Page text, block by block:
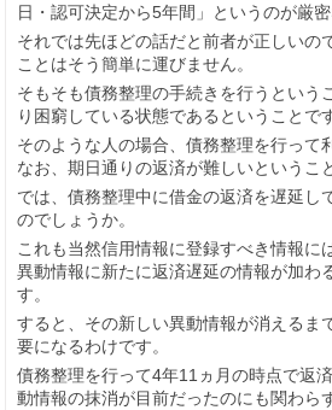
日・認可決定から5年間」というのが厳密
それでは先ほどの話だと前者が正しいの
ことはそう簡単に運びません。
そもそも債務整理の手続きを行うという
り困窮している状態であるということで
そのような人の場合、債務整理を行って
なお、期日通りの返済が難しいというこ
では、債務整理中に借金の返済を遅延し
のでしょうか。
これも当然信用情報に登録すべき情報に
異動情報に新たに返済遅延の情報が加わ
す。
すると、その新しい異動情報が消えるま
要になるわけです。
債務整理を行って4年11ヵ月の時点で返
動情報の抹消が目前だったのにも関わら